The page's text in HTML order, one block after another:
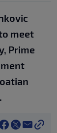
meet
Prime